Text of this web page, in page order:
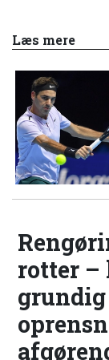
Læs mere
rotter –
grundig